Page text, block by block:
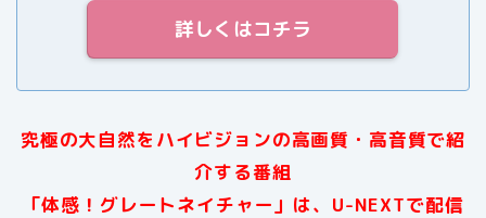
詳しくはコチラ
究極の大自然をハイビジョンの高画質・高音質で紹
介する番組
「体感！グレートネイチャー」は、U-NEXTで配信